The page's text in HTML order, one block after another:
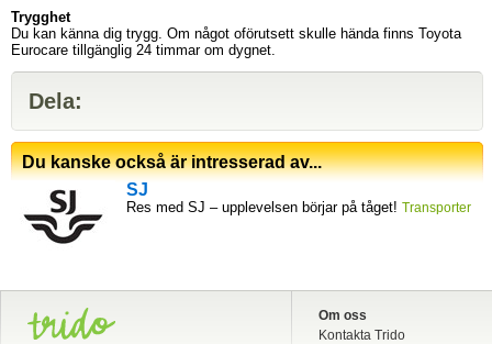
Trygghet
Du kan känna dig trygg. Om något oförutsett skulle hända finns Toyota
Eurocare tillgänglig 24 timmar om dygnet.
Dela:
Du kanske också är intresserad av...
SJ
Res med SJ – upplevelsen börjar på tåget! Transporter
Om oss
Kontakta Trido